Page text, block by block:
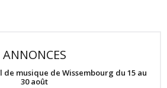
ANNONCES
musique de Wissembourg du 15 au
30 août